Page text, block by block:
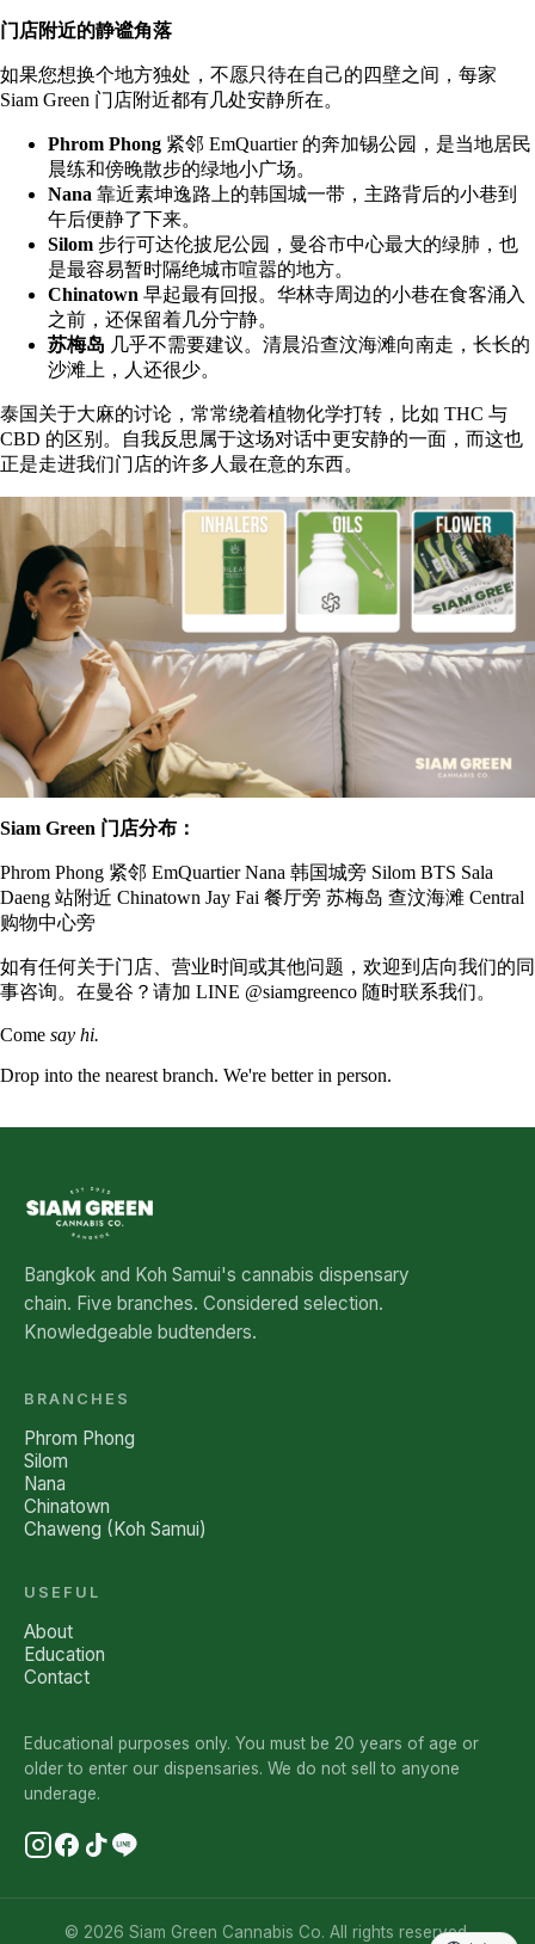
门店附近的静谧角落
如果您想换个地方独处，不愿只待在自己的四壁之间，每家
Siam Green 门店附近都有几处安静所在。
Phrom Phong 紧邻 EmQuartier 的奔加锡公园，是当地居民
晨练和傍晚散步的绿地小广场。
Nana 靠近素坤逸路上的韩国城一带，主路背后的小巷到
午后便静了下来。
Silom 步行可达伦披尼公园，曼谷市中心最大的绿肺，也
是最容易暂时隔绝城市喧嚣的地方。
Chinatown 早起最有回报。华林寺周边的小巷在食客涌入
之前，还保留着几分宁静。
苏梅岛 几乎不需要建议。清晨沿查汶海滩向南走，长长的
沙滩上，人还很少。
泰国关于大麻的讨论，常常绕着植物化学打转，比如 THC 与
CBD 的区别 。自我反思属于这场对话中更安静的一面，而这也
正是走进我们门店的许多人最在意的东西。
Siam Green 门店分布：
Phrom Phong 紧邻 EmQuartierNana 韩国城旁 Silom BTS Sala
Daeng 站附近 Chinatown Jay Fai 餐厅旁 苏梅岛 查汶海滩 Central
购物中心旁
如有任何关于门店、营业时间或其他问题，欢迎到店向我们的同
事咨询。在曼谷？请加 LINE @siamgreenco 随时联系我们。
Come say hi.
Drop into the nearest branch. We're better in person.
Bangkok and Koh Samui's cannabis dispensary
chain. Five branches. Considered selection.
Knowledgeable budtenders.
BRANCHES
Phrom Phong
Silom
Nana
Chinatown
Chaweng (Koh Samui)
USEFUL
About
Education
Contact
Educational purposes only. You must be 20 years of age or
older to enter our dispensaries. We do not sell to anyone
underage.
© 2026 Siam Green Cannabis Co. All rights reserved.